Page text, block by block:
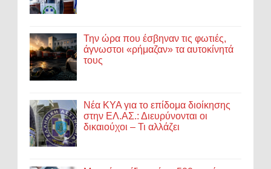
Την ώρα που έσβηναν τις φωτιές,
άγνωστοι «ρήμαζαν» τα αυτοκίνητά
τους
Νέα ΚΥΑ για το επίδομα διοίκησης
στην ΕΛ.ΑΣ.: Διευρύνονται οι
δικαιούχοι – Τι αλλάζει